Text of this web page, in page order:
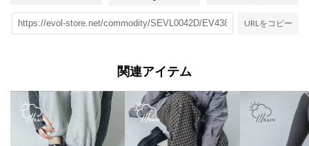
URLをコピー
関連アイテム